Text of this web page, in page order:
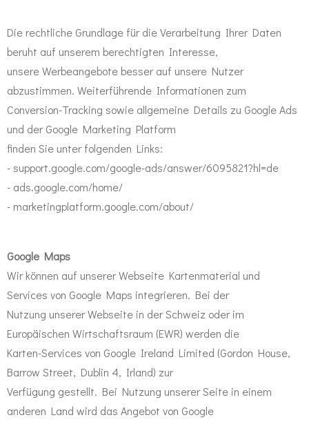
Die rechtliche Grundlage für die Verarbeitung Ihrer Daten
beruht auf unserem berechtigten Interesse,
unsere Werbeangebote besser auf unsere Nutzer
abzustimmen. Weiterführende Informationen zum
Conversion-Tracking sowie allgemeine Details zu Google Ads
und der Google Marketing Platform
finden Sie unter folgenden Links:
- support.google.com/google-ads/answer/6095821?hl=de
- ads.google.com/home/
- marketingplatform.google.com/about/
Google Maps
Wir können auf unserer Webseite Kartenmaterial und
Services von Google Maps integrieren. Bei der
Nutzung unserer Webseite in der Schweiz oder im
Europäischen Wirtschaftsraum (EWR) werden die
Karten-Services von Google Ireland Limited (Gordon House,
Barrow Street, Dublin 4, Irland) zur
Verfügung gestellt. Bei Nutzung unserer Seite in einem
anderen Land wird das Angebot von Google